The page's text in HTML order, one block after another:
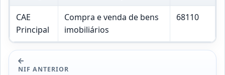
CAE
Principal
Compra e venda de bens
imobiliários
68110
NIF ANTERIOR